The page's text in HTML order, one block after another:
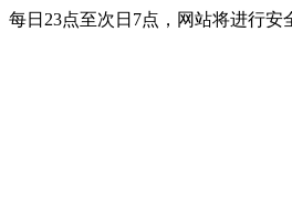
每日23点至次日7点，网站将进行